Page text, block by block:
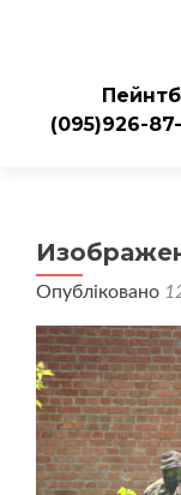
(095)926-
Опубліковано